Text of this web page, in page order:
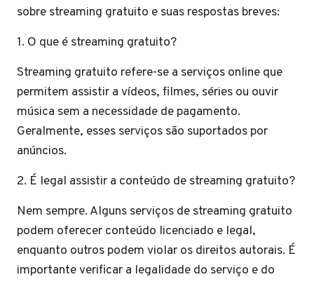
sobre streaming gratuito e suas respostas breves:
1. O que é streaming gratuito?
Streaming gratuito refere-se a serviços online que
permitem assistir a vídeos, filmes, séries ou ouvir
música sem a necessidade de pagamento.
Geralmente, esses serviços são suportados por
anúncios.
2. É legal assistir a conteúdo de streaming gratuito?
Nem sempre. Alguns serviços de streaming gratuito
podem oferecer conteúdo licenciado e legal,
enquanto outros podem violar os direitos autorais. É
importante verificar a legalidade do serviço e do